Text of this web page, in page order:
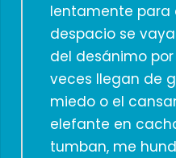
lentamente para
despacio se
del desánimo
veces llegan de
miedo o el
elefante en
tumban, me